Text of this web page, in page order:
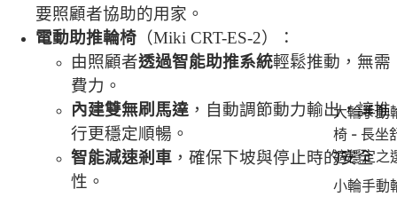
大輪手動
椅 - 長坐
適穩定之
小輪手動
要照顧者協助的用家。
電動助推輪椅 （Miki CRT-ES-2）：
由照顧者透過智能助推系統輕鬆推動，無需
費力。
內建雙無刷馬達 ，自動調節動力輸出，讓推
行更穩定順暢。
智能減速剎車 ，確保下坡與停止時的安全
性。